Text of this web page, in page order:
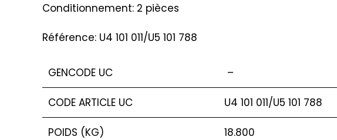
Conditionnement: 2 pièces
Référence: U4 101 011/U5 101 788
GENCODE UC –
CODE ARTICLE UC U4 101 011/U5 101 788
POIDS (KG) 18.800